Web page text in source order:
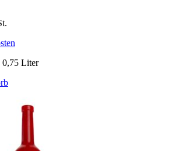
0,75 Liter